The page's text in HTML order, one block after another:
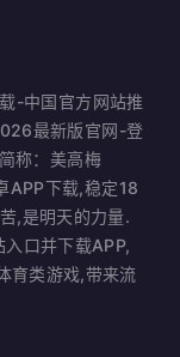
-中国官方网站推
最新版官网-登
称：美高梅
APP下载,稳定18
,是明天的力量.
口并下载APP,
育类游戏,带来流